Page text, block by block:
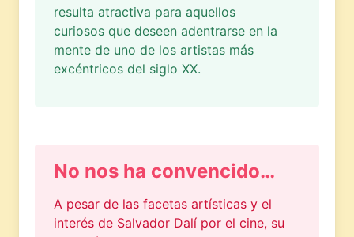
resulta atractiva para aquellos
curiosos que deseen adentrarse en la
mente de uno de los artistas más
excéntricos del siglo XX.
No nos ha convencido…
A pesar de las facetas artísticas y el
interés de Salvador Dalí por el cine, su